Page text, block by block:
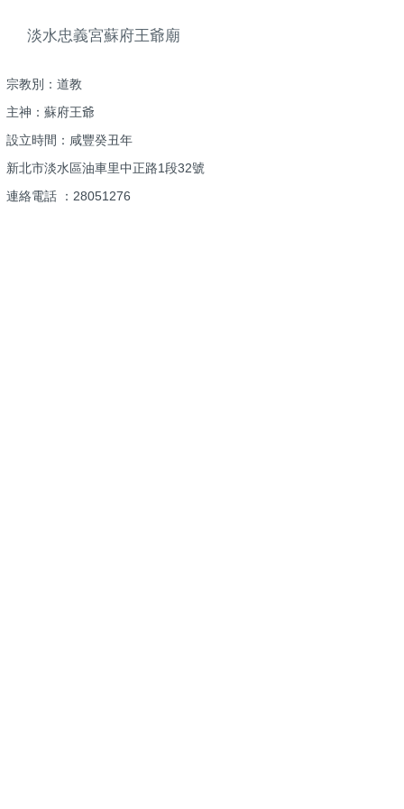
淡水忠義宮蘇府王爺廟
宗教別：道教
主神：蘇府王爺
設立時間：咸豐癸丑年
新北市淡水區油車里中正路1段32號
連絡電話 ：28051276